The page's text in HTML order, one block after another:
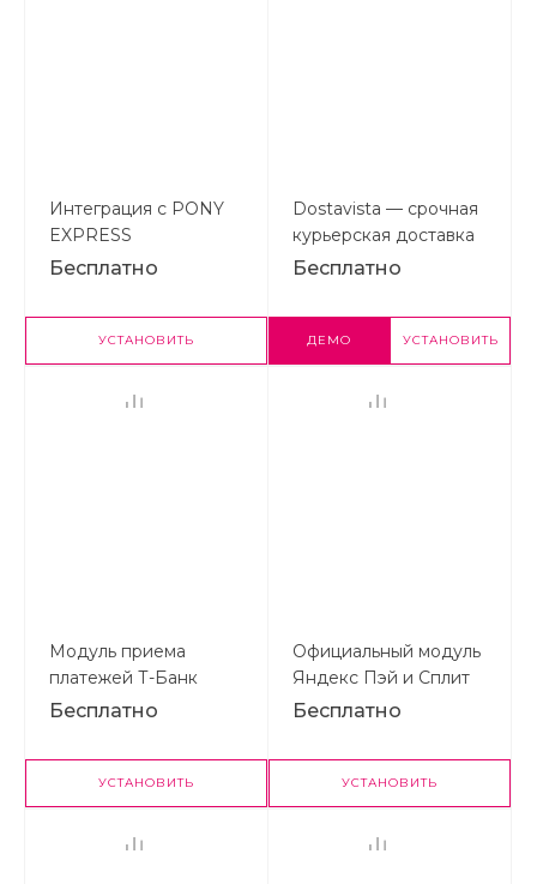
Интеграция с PONY
EXPRESS
Бесплатно
УСТАНОВИТЬ
Dostavista — срочная
курьерская доставка
Бесплатно
ДЕМО УСТАНОВИТЬ
Модуль приема
платежей Т-Банк
Бесплатно
УСТАНОВИТЬ
Официальный модуль
Яндекс Пэй и Сплит
Бесплатно
УСТАНОВИТЬ